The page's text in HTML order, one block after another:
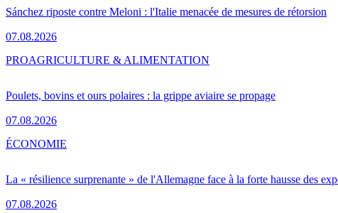
Sánchez riposte contre Meloni : l'Italie menacée de mesures de rétorsion
07.08.2026
Poulets, bovins et ours polaires : la grippe aviaire se propage
07.08.2026
PROAGRICULTURE & ALIMENTATION
La « résilience surprenante » de l'Allemagne face à la forte hausse des
07.08.2026
ÉCONOMIE